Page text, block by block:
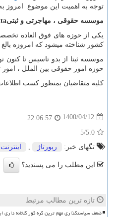
توجه به اهمیت این موضوع امروز
موسسه حقوقی ، مهاجرتی و ثبتی
یکی از حوزه های فوق العاده
کشور شناخته میشود که امروزه بالغ بر 60 نمایندگی فعال در بیش از 60 کشور داشته و بعنوان یکی از گسترده ترین شبکه های حقوقی بین المللی در دنیا
حوزه امور حقوقی بین الملل ،
کلیه متقاضیان بمنظور کسب
1400/04/12
22:06:57
5.0
/5
تگهای خبر:
رپورتاژ اینترنت
این مطلب را می پسندید؟
تازه ترین مطالب مرتبط
ضعف سیاستگذاری مهم ترین گره کور گلخانه داری